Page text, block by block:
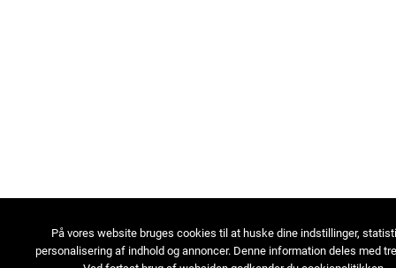
På vores website bruges cookies til at huske dine indstillinger,
personalisering af indhold og annoncer. Denne information deles med